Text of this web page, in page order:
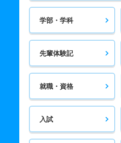
学部・学科
先輩体験記
就職・資格
入試